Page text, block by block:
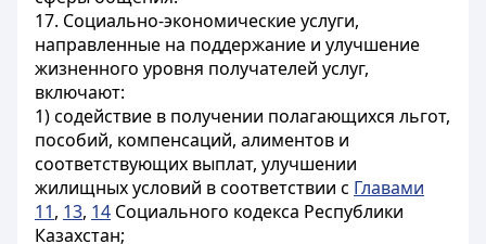
17. Социально-экономические услуги,
направленные на поддержание и улучшение
жизненного уровня получателей услуг,
включают:
1) содействие в получении полагающихся льгот,
пособий, компенсаций, алиментов и
соответствующих выплат, улучшении
жилищных условий в соответствии с Главами
11, 13, 14 Социального кодекса Республики
Казахстан;